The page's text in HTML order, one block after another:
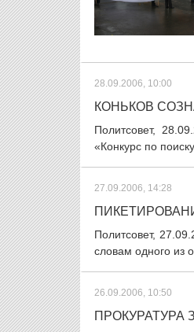
28.09.2006, 10:00
КОНЬКОВ
Политсовет,
«Конкурс по
27.09.2006, 14:28
Политсовет,
словам одного из
26.09.2006, 10:50
ПРОКУРАТУРА